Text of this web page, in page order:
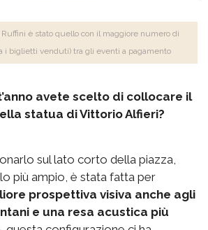
Ruffini è stato quello con il maggiore numero di
i biglietti venduti) tra gli eventi a pagamento
avete scelto di collocare il
statua di Vittorio Alfieri?
sul lato corto della piazza,
più ampio, è stata fatta per
prospettiva visiva anche agli
e una resa acustica più